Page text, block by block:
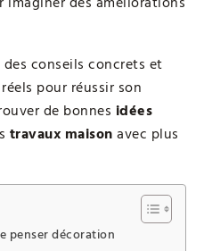
conseils concrets et
pour réussir son
de bonnes idées
travaux maison avec plus
penser décoration